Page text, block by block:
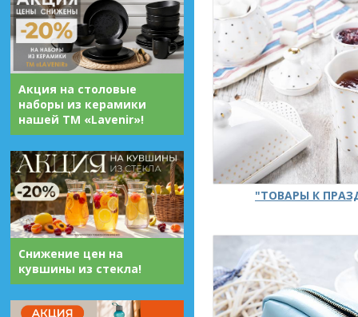
Акция на столовые
наборы из керамики
нашей ТМ «Lavenir»!
Снижение цен на
кувшины из стекла!
"ТОВАРЫ К